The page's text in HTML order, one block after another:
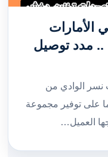
مرنة .. مدد توصيل
نسر الوادي من
على توفير مجموعة
العميل…